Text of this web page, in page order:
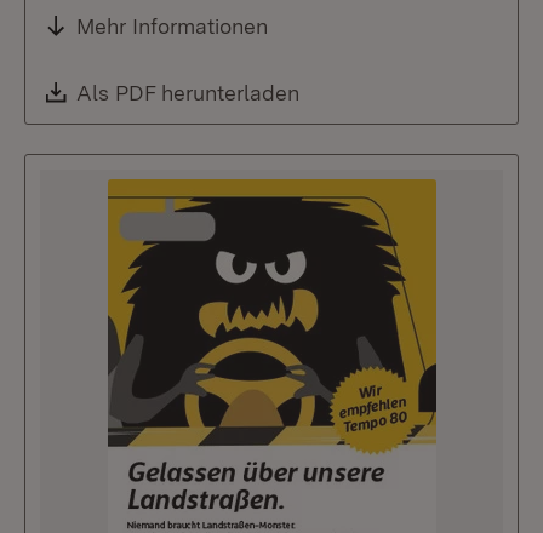
Mehr Informationen
Download:
Als PDF herunterladen